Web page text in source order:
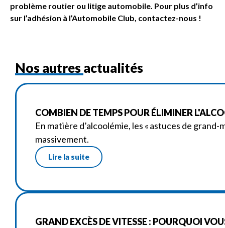
problème routier ou litige automobile. Pour plus d’info
sur l’adhésion à l’Automobile Club, contactez-nous !
Nos autres actualités
COMBIEN DE TEMPS POUR ÉLIMINER
En matière d’alcoolémie, les « astuces de
massivement.
Lire la suite
GRAND EXCÈS DE VITESSE : POURQUOI